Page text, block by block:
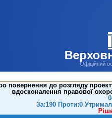
Офіційний
повернення до розгляду
вдосконалення правової
За:190 Проти:0